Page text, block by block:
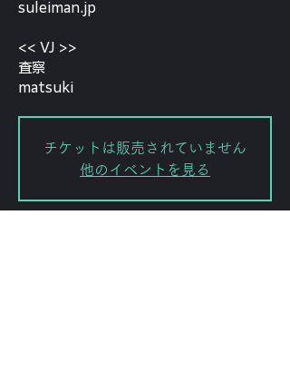
suleiman.jp
<< VJ >>
査察
matsuki
チケットは販売されていません
他のイベントを見る